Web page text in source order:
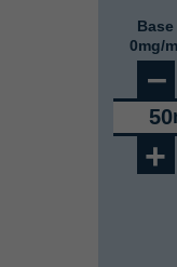
Base
0mg/
–
50
+